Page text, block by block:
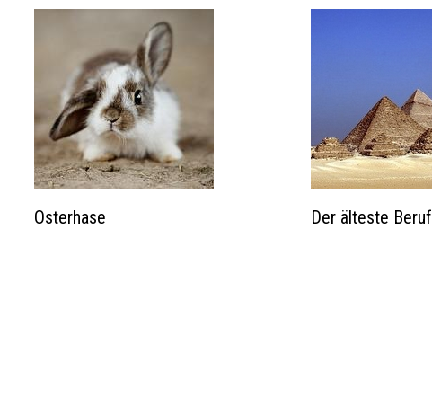
Osterhase Der älteste Beruf